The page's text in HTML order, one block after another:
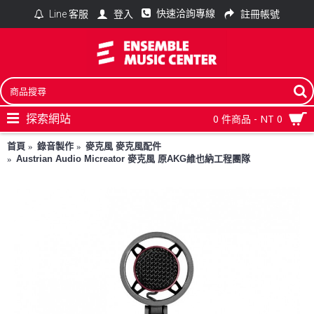
Line 客服 登入 快速洽詢專線 註冊帳號
0 件商品 - NT 0
探索網站
首頁 錄音製作
麥克風 麥克風配件
Austrian Audio Micreator 麥克風 原AKG維也納工程團隊